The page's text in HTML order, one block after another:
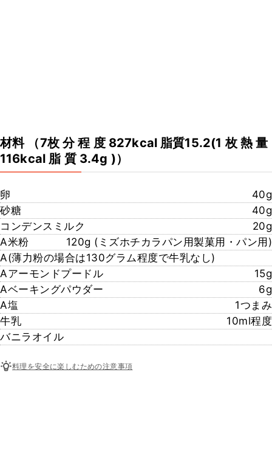
材料
（7枚 分 程 度 827kcal 脂質15.2(1 枚 熱 量
116kcal 脂 質 3.4g )）
卵
40g
砂糖
40g
コンデンスミルク
20g
A米粉
120g (ミズホチカラパン用製菓用・パン用)
A(薄力粉の場合は130グラム程度で牛乳なし)
Aアーモンドプードル
15g
Aベーキングパウダー
6g
A塩
1つまみ
牛乳
10ml程度
バニラオイル
料理を安全に楽しむための注意事項